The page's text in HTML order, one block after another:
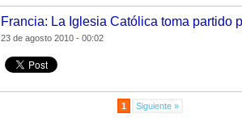
Francia: La Iglesia Católica toma partido
23 de agosto 2010 - 00:02
1 Siguiente »